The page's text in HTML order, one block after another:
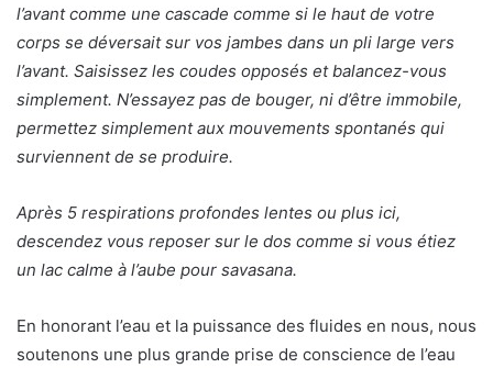
l’avant comme une cascade comme si le haut de votre
corps se déversait sur vos jambes dans un pli large vers
l’avant. Saisissez les coudes opposés et balancez-vous
simplement. N’essayez pas de bouger, ni d’être immobile,
permettez simplement aux mouvements spontanés qui
surviennent de se produire.
Après 5 respirations profondes lentes ou plus ici,
descendez vous reposer sur le dos comme si vous étiez
un lac calme à l’aube pour savasana.
En honorant l’eau et la puissance des fluides en nous, nous
soutenons une plus grande prise de conscience de l’eau